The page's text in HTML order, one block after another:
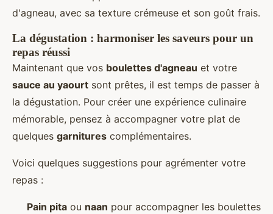
d'agneau, avec sa texture crémeuse et son goût frais.
La dégustation : harmoniser les saveurs pour un
repas réussi
Maintenant que vos boulettes d'agneau et votre
sauce au yaourt sont prêtes, il est temps de passer à
la dégustation. Pour créer une expérience culinaire
mémorable, pensez à accompagner votre plat de
quelques garnitures complémentaires.
Voici quelques suggestions pour agrémenter votre
repas :
Pain pita ou naan pour accompagner les boulettes